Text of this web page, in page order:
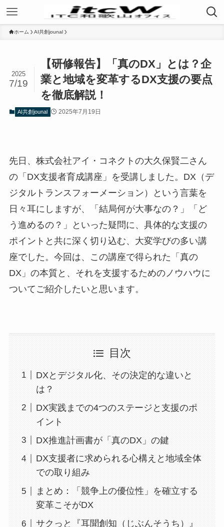
ホーム AI共創jounal
【研修報告】「真のDX」とは？企
業と地域を変革するDX支援の要点
を徹底解説！
2025
7/19
AI共創jounal 2025年7月19日
先日、株式会社アイ・コネクトの大久保賢二さん
の「DX支援者育成講座」を受講しました。DX（デ
ジタルトランスフォーメーション）という言葉を
日々耳にしますが、「結局何が大事なの？」「ど
う進めるの？」といった疑問に、具体的な支援の
ポイントと共に深く切り込む、大変学びの多い講
座でした。今回は、この講座で得られた「真の
DX」の本質と、それを支援するためのノウハウに
ついてご紹介したいと思います。
目次
DXとデジタル化、その決定的な違いと
は？
DX実践までの4つのステージと支援のポ
イント
DX推進計画書が「真のDX」の鍵
DX支援者に求められる心構えと地域全体
での取り組み
まとめ：「競争上の優位性」を確立する
変革こそがDX
サクっと『耳聞創知（じぶんそうち）』